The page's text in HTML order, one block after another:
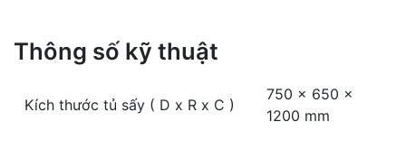
Thông số kỹ thuật
Kích thước tủ sấy ( D x R x C )
750 x 650 x
1200 mm